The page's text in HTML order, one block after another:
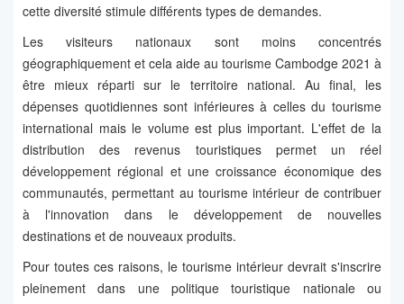
cette diversité stimule différents types de demandes.
Les visiteurs nationaux sont moins concentrés
géographiquement et cela aide au tourisme Cambodge 2021 à
être mieux réparti sur le territoire national. Au final, les
dépenses quotidiennes sont inférieures à celles du tourisme
international mais le volume est plus important. L'effet de la
distribution des revenus touristiques permet un réel
développement régional et une croissance économique des
communautés, permettant au tourisme intérieur de contribuer
à l'innovation dans le développement de nouvelles
destinations et de nouveaux produits.
Pour toutes ces raisons, le tourisme intérieur devrait s'inscrire
pleinement dans une politique touristique nationale ou